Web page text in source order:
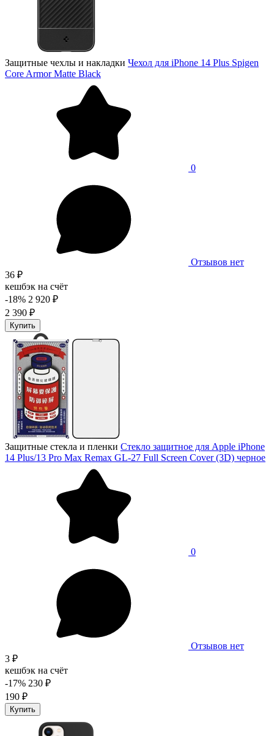
Защитные чехлы и накладки Чехол для iPhone 14 Plus Spigen
Core Armor Matte Black
0
Отзывов нет
36 ₽
кешбэк на счёт
-18% 2 920 ₽
2 390 ₽
Купить
Защитные стекла и пленки Стекло защитное для Apple iPhone
14 Plus/13 Pro Max Remax GL-27 Full Screen Cover (3D) черное
0
Отзывов нет
3 ₽
кешбэк на счёт
-17% 230 ₽
190 ₽
Купить